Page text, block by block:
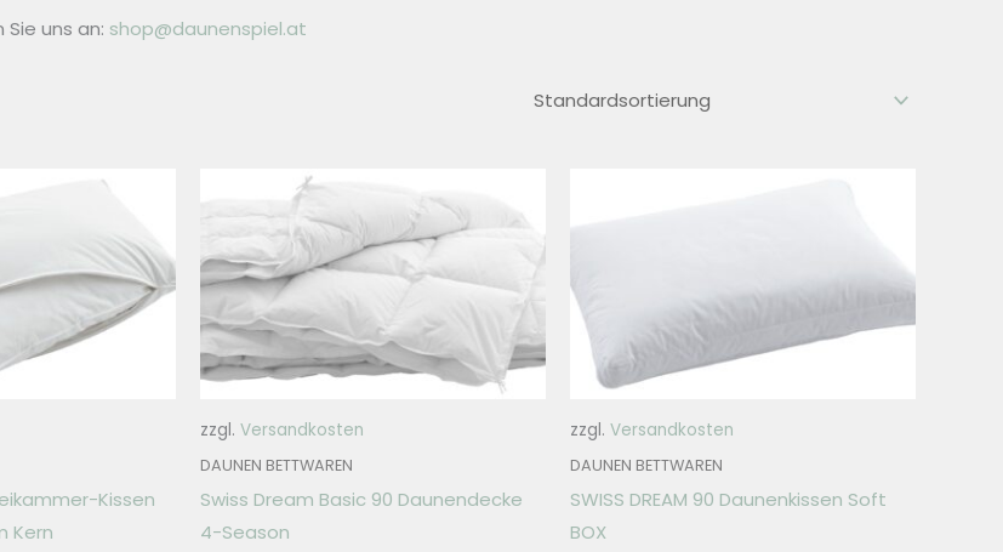
uns an: shop@daunenspiel.at
Kissen
Kern
zzgl. Versandkosten
DAUNEN BETTWAREN
Swiss Dream Basic 90 Daunendecke
4-Season
zzgl. Versandkosten
DAUNEN BETTWAREN
SWISS DREAM 90 Daunenkissen Soft
BOX